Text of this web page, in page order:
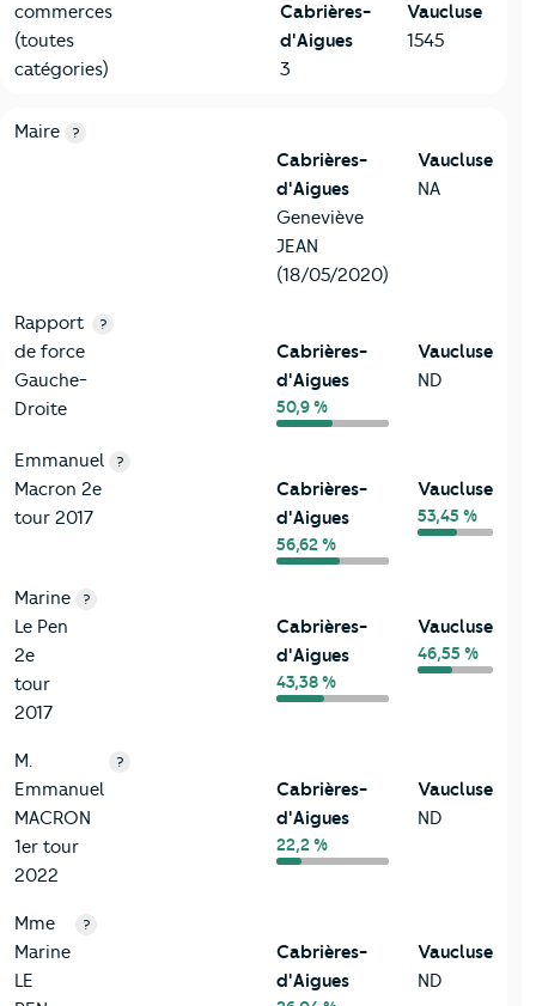
commerces
(toutes
catégories)
Cabrières-
d'Aigues
3
Vaucluse
1545
6-Politique
Critères
Maire ?
Cabrières-
d'Aigues
Geneviève
JEAN
(18/05/2020)
Vaucluse
NA
Rapport
de force
Gauche-
Droite
?
Cabrières-
d'Aigues
50,9 %
Vaucluse
ND
Emmanuel
Macron 2e
tour 2017
?
Cabrières-
d'Aigues
56,62 %
Vaucluse
53,45 %
Marine
Le Pen
2e
tour
2017
?
Cabrières-
d'Aigues
43,38 %
Vaucluse
46,55 %
M.
Emmanuel
MACRON
1er tour
2022
?
Cabrières-
d'Aigues
22,2 %
Vaucluse
ND
Mme
Marine
LE
?
Cabrières-
d'Aigues
Vaucluse
ND